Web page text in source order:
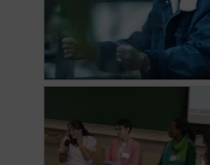
Carole, 55 jaar,